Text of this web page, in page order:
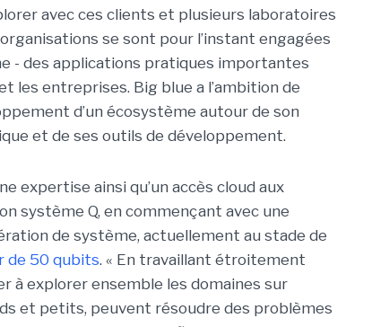
avec ces clients et plusieurs laboratoires
se sont pour l’instant engagées
- des applications pratiques importantes
les entreprises. Big blue a l’ambition de
d’un écosystème autour de son
et de ses outils de développement.
expertise ainsi qu’un accès cloud aux
système Q, en commençant avec une
de système, actuellement au stade de
de 50 qubits. « En travaillant étroitement
à explorer ensemble les domaines sur
et petits, peuvent résoudre des problèmes